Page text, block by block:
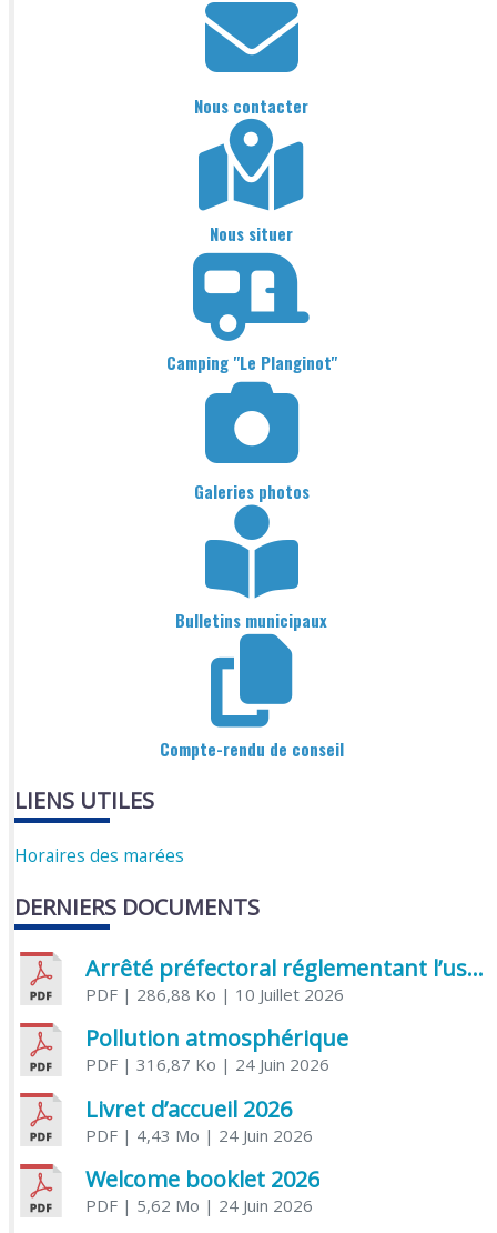
Nous contacter
Nous situer
Camping "Le Planginot"
Galeries photos
Bulletins municipaux
Compte-rendu de conseil
LIENS UTILES
Horaires des marées
DERNIERS DOCUMENTS
Arrêté préfectoral réglementant l’usage de l’eau
PDF| 286,88 Ko | 10 Juillet 2026
Pollution atmosphérique
PDF| 316,87 Ko | 24 Juin 2026
Livret d’accueil 2026
PDF| 4,43 Mo | 24 Juin 2026
Welcome booklet 2026
PDF| 5,62 Mo | 24 Juin 2026